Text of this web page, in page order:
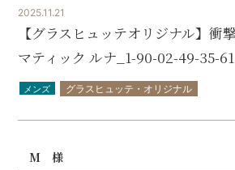
2025.11.21
【グラスヒュッテオリジナル】衝
マティック ルナ_1-90-02-49-35-61
メンズ グラスヒュッテ・オリジナル
M 様